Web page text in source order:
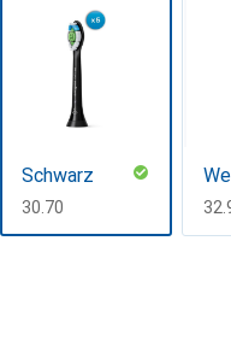
Schwarz
CHF
30.70